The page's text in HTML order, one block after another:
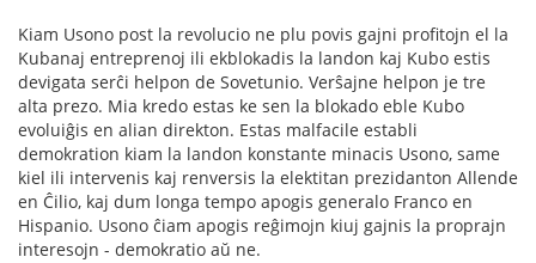
Kiam Usono post la revolucio ne plu povis gajni profitojn el la
Kubanaj entreprenoj ili ekblokadis la landon kaj Kubo estis
devigata serĉi helpon de Sovetunio. Verŝajne helpon je tre
alta prezo. Mia kredo estas ke sen la blokado eble Kubo
evoluiĝis en alian direkton. Estas malfacile establi
demokration kiam la landon konstante minacis Usono, same
kiel ili intervenis kaj renversis la elektitan prezidanton Allende
en Ĉilio, kaj dum longa tempo apogis generalo Franco en
Hispanio. Usono ĉiam apogis reĝimojn kiuj gajnis la proprajn
interesojn - demokratio aŭ ne.